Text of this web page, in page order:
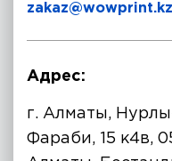
zakaz@wowprint.kz
Адрес:
г. Алматы,
Фараби, 15 к4в,